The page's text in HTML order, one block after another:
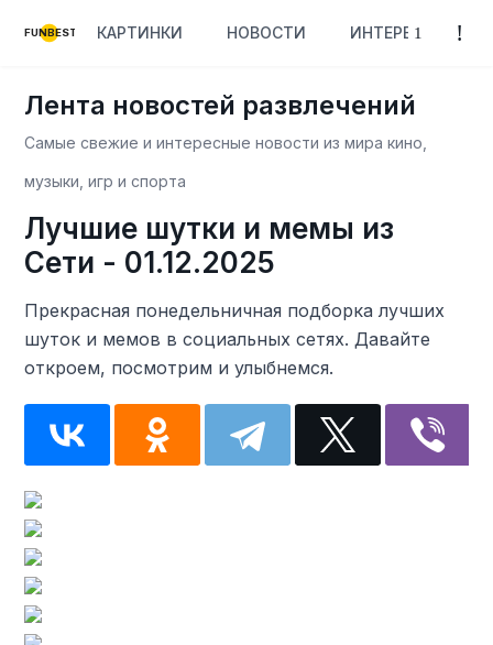
FUNBEST КАРТИНКИ НОВОСТИ ИНТЕРЕСНОЕ
Лента новостей развлечений
Самые свежие и интересные новости из мира кино,
музыки, игр и спорта
Лучшие шутки и мемы из
Сети - 01.12.2025
Прекрасная понедельничная подборка лучших
шуток и мемов в социальных сетях. Давайте
откроем, посмотрим и улыбнемся.